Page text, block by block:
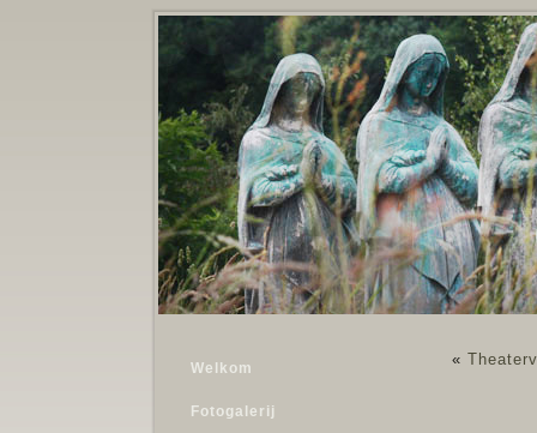
Welkom
Fotogalerij
«